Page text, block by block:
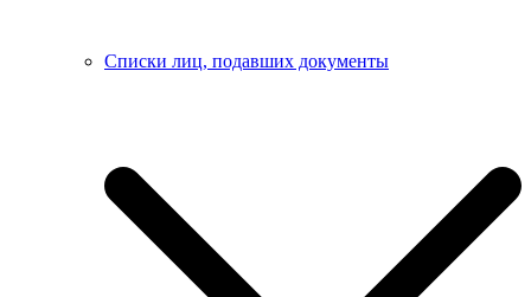
Списки лиц, подавших документы